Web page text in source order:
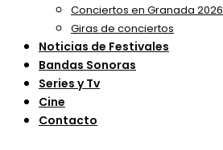
Conciertos en Granada 2026
Giras de conciertos
Noticias de Festivales
Bandas Sonoras
Series y Tv
Cine
Contacto